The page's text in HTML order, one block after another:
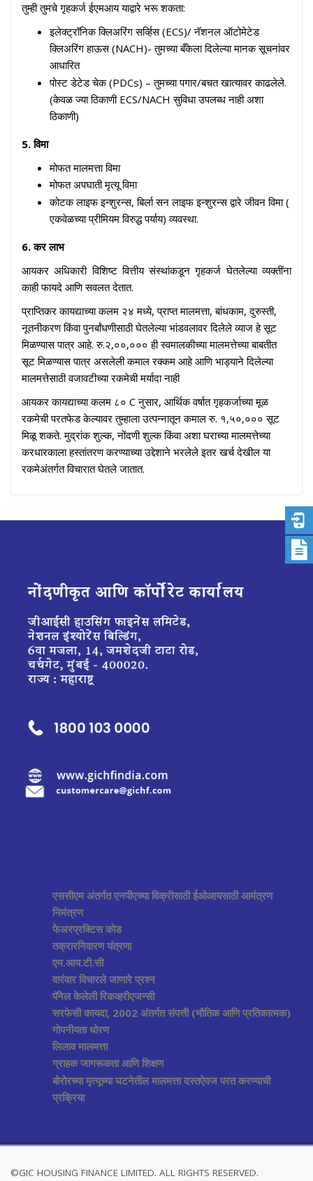
तुम्ही तुमचे गृहकर्ज ईएमआय याद्वारे भरू शकता:
इलेक्ट्रॉनिक क्लिअरिंग सर्व्हिस (ECS)/ नॅशनल ऑटोमेटेड
क्लिअरिंग हाऊस (NACH)- तुमच्या बँकेला दिलेल्या मानक सूचनांवर
आधारित
पोस्ट डेटेड चेक (PDCs) – तुमच्या पगार/बचत खात्यावर काढलेले.
(केवळ ज्या ठिकाणी ECS/NACH सुविधा उपलब्ध नाही अशा
ठिकाणी)
5. विमा
मोफत मालमत्ता विमा
मोफत अपघाती मृत्यू विमा
कोटक लाइफ इन्शुरन्स, बिर्ला सन लाइफ इन्शुरन्स द्वारे जीवन विमा (
एकवेळच्या प्रीमियम विरुद्ध पर्याय) व्यवस्था.
6. कर लाभ
आयकर अधिकारी विशिष्ट वित्तीय संस्थांकडून गृहकर्ज घेतलेल्या व्यक्तींना
काही फायदे आणि सवलत देतात.
प्राप्तिकर कायद्याच्या कलम २४ मध्ये, प्राप्त मालमत्ता, बांधकाम, दुरुस्ती,
नूतनीकरण किंवा पुनर्बांधणीसाठी घेतलेल्या भांडवलावर दिलेले व्याज हे सूट
मिळण्यास पात्र आहे. रु.२,००,००० ही स्वमालकीच्या मालमत्तेच्या बाबतीत
सूट मिळण्यास पात्र असलेली कमाल रक्कम आहे आणि भाड्याने दिलेल्या
मालमत्तेसाठी वजावटीच्या रकमेची मर्यादा नाही
आयकर कायद्याच्या कलम ८० C नुसार, आर्थिक वर्षात गृहकर्जाच्या मूळ
रकमेची परतफेड केल्यावर तुम्हाला उत्पन्नातून कमाल रु. १,५०,००० सूट
मिळू शकते. मुद्रांक शुल्क, नोंदणी शुल्क किंवा अशा घराच्या मालमत्तेच्या
करधारकाला हस्तांतरण करण्याच्या उद्देशाने भरलेले इतर खर्च देखील या
रकमेअंतर्गत विचारात घेतले जातात.
एससीएम अंतर्गत एनपीएच्या विक्रीसाठी ईओआयसाठी आमंत्रण
निमंत्रण
फेअरप्रक्टिस कोड
तक्रारनिवारण यंत्रणा
एम.आय.टी.सी
वारंवार विचारले जाणारे प्रश्न
पॅनेल केलेली रिकव्हरीएजन्सी
सरफेसी कायदा, 2002 अंतर्गत संपत्ती (भौतिक आणि प्रतिकात्मक)
गोपनीयता धोरण
लिलाव मालमत्ता
ग्राहक जागरूकता आणि शिक्षण
बोरोरच्या मृत्यूच्या घटनेतील मालमत्ता दस्तऐवज परत करण्याची
प्रक्रिया
©GIC HOUSING FINANCE LIMITED. ALL RIGHTS RESERVED.